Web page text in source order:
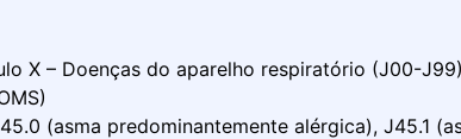
X – Doenças do aparelho respiratório (J00-J99)
(asma predominantemente alérgica), J45.1